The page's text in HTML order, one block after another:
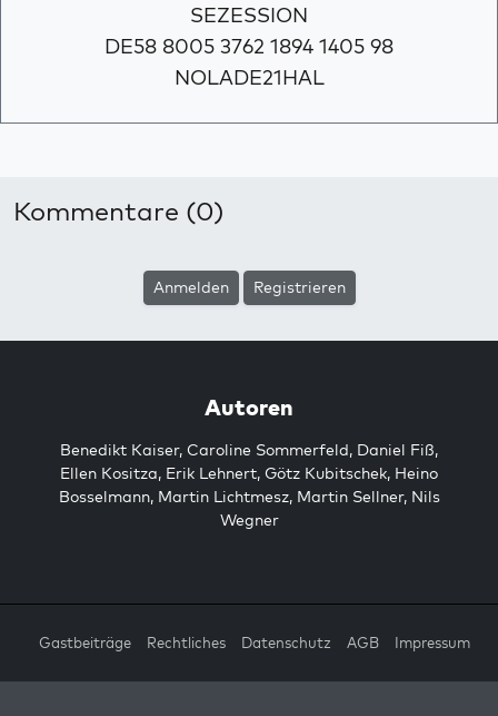
SEZESSION
DE58 8005 3762 1894 1405 98
NOLADE21HAL
Kommentare (0)
Anmelden Registrieren
Autoren
Benedikt Kaiser, Caroline Sommerfeld, Daniel Fiß,
Ellen Kositza, Erik Lehnert, Götz Kubitschek, Heino
Bosselmann, Martin Lichtmesz, Martin Sellner, Nils
Wegner
Gastbeiträge Rechtliches Datenschutz AGB Impressum